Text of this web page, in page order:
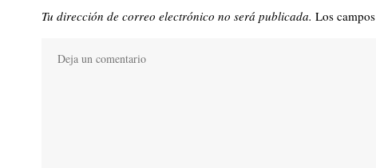
Tu dirección de correo electrónico no será publicada. Los